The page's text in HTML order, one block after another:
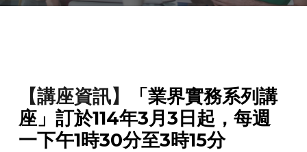
【講座資訊】
「業界實務系列講
座」訂於114年3月3日起，每週
一下午1時30分至3時15分